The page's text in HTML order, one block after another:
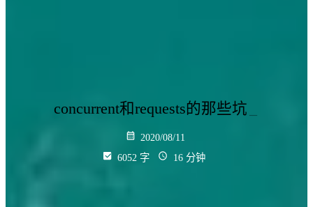
concurrent和requests的那些坑
2020/08/11
6052 字
16 分钟